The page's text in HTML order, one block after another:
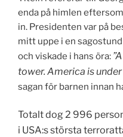
enda på himlen
in. Presidenten var på
mitt uppe i en
och viskade i hans öra:
tower. America is
sagan för barnen innan
Totalt dog 2 996
i USA:s största